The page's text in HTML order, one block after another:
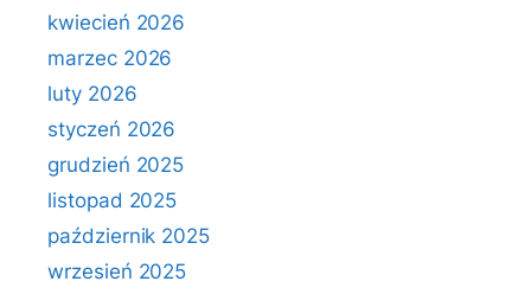
kwiecień 2026
marzec 2026
luty 2026
styczeń 2026
grudzień 2025
listopad 2025
październik 2025
wrzesień 2025